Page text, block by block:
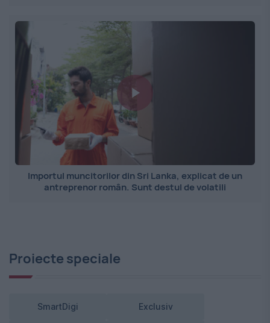
Importul muncitorilor din Sri Lanka, explicat de un
antreprenor român. Sunt destul de volatili
Proiecte speciale
SmartDigi Exclusiv